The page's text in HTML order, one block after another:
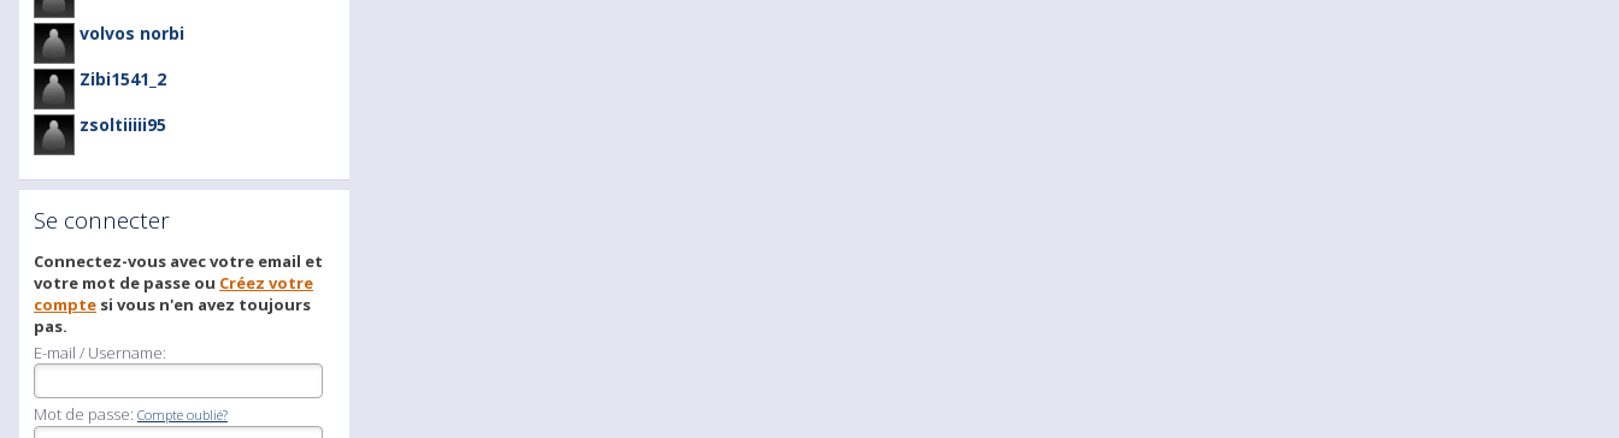
volvos norbi
Zibi1541_2
zsoltiiiii95
Se connecter
Connectez-vous avec votre email et
votre mot de passe ou Créez votre
compte si vous n'en avez toujours
pas.
E-mail / Username:
Mot de passe: Compte oublié?